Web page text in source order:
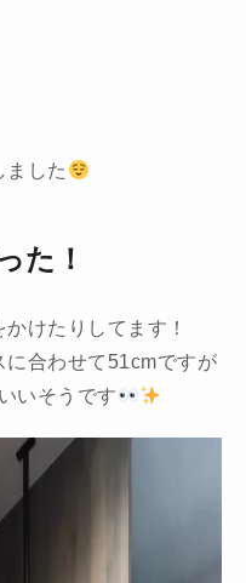
ました
た！
けたりしてます！
合わせて51cmですが
いそうです